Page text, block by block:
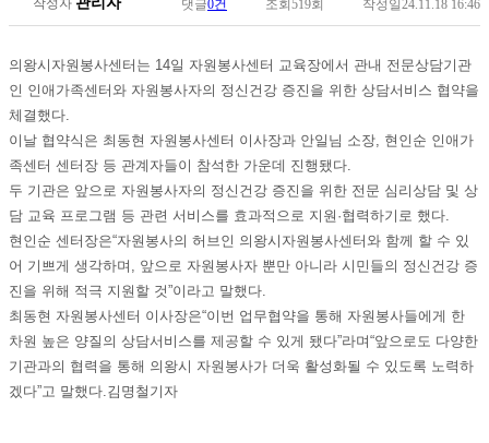
작성자 댓글0건 조회 519회 작성일 24.11.18 16:46
의왕시자원봉사센터는 14일 자원봉사센터 교육장에서 관내 전문상담기관
인 인애가족센터와 자원봉사자의 정신건강 증진을 위한 상담서비스 협약을
체결했다.
이날 협약식은 최동현 자원봉사센터 이사장과 안일님 소장, 현인순 인애가
족센터 센터장 등 관계자들이 참석한 가운데 진행됐다.
두 기관은 앞으로 자원봉사자의 정신건강 증진을 위한 전문 심리상담 및 상
담 교육 프로그램 등 관련 서비스를 효과적으로 지원·협력하기로 했다.
현인순 센터장은“자원봉사의 허브인 의왕시자원봉사센터와 함께 할 수 있
어 기쁘게 생각하며, 앞으로 자원봉사자 뿐만 아니라 시민들의 정신건강 증
진을 위해 적극 지원할 것”이라고 말했다.
최동현 자원봉사센터 이사장은“이번 업무협약을 통해 자원봉사들에게 한
차원 높은 양질의 상담서비스를 제공할 수 있게 됐다”라며“앞으로도 다양한
기관과의 협력을 통해 의왕시 자원봉사가 더욱 활성화될 수 있도록 노력하
겠다”고 말했다.김명철기자